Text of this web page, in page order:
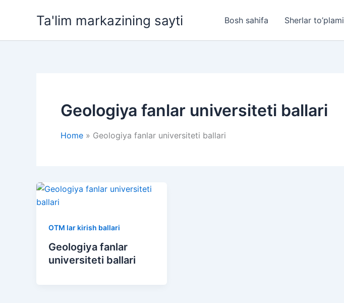
Ta'lim markazining sayti Bosh sahifa Sherlar to’plami
Geologiya fanlar universiteti ballari
Home Geologiya fanlar universiteti ballari
OTM lar kirish ballari
Geologiya fanlar
universiteti ballari